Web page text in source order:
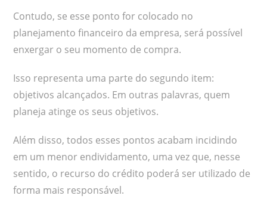
Contudo, se esse ponto for colocado no
planejamento financeiro da empresa, será possível
enxergar o seu momento de compra.
Isso representa uma parte do segundo item:
objetivos alcançados. Em outras palavras, quem
planeja atinge os seus objetivos.
Além disso, todos esses pontos acabam incidindo
em um menor endividamento, uma vez que, nesse
sentido, o recurso do crédito poderá ser utilizado de
forma mais responsável.